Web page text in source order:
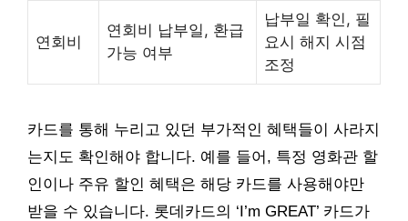
연회비
연회비 납부일, 환급
가능 여부
납부일 확인, 필
요시 해지 시점
조정
카드를 통해 누리고 있던 부가적인 혜택들이 사라지
는지도 확인해야 합니다. 예를 들어, 특정 영화관 할
인이나 주유 할인 혜택은 해당 카드를 사용해야만
받을 수 있습니다. 롯데카드의 ‘I’m GREAT’ 카드가